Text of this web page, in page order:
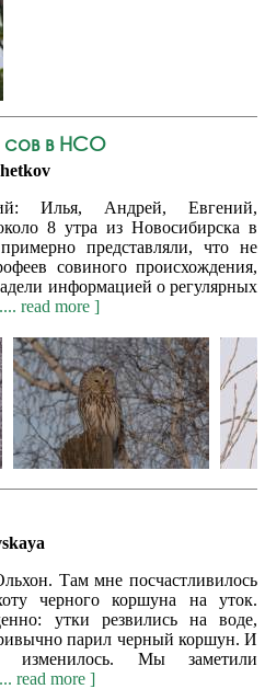
сов в НСО
Илья, Андрей, Евгений,
8 утра из Новосибирска в
представляли, что не
совиного происхождения,
информацией о регулярных
read more ]
Там мне посчастливилось
черного коршуна на уток.
утки резвились на воде,
парил черный коршун. И
изменилось. Мы заметили
read more ]